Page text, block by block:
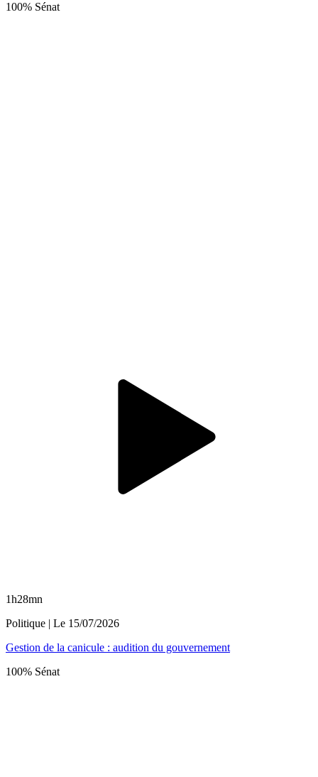
100% Sénat
1h28mn
Politique | Le 15/07/2026
Gestion de la canicule : audition du gouvernement
100% Sénat